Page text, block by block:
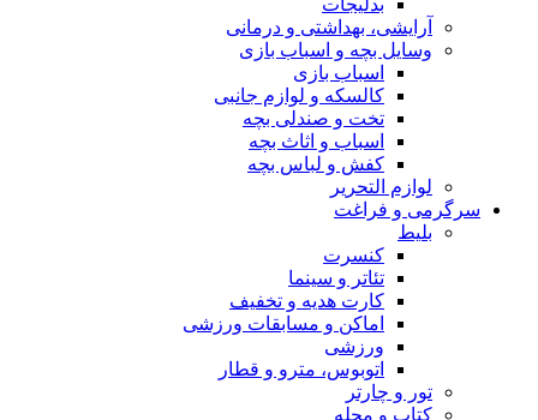
بدلیجات
آرایشی، بهداشتی و درمانی
وسایل بچه و اسباب بازی
اسباب بازی
کالسکه و لوازم جانبی
تخت و صندلی بچه
اسباب و اثاث بچه
کفش و لباس بچه
لوازم التحریر
سرگرمی و فراغت
بلیط
کنسرت
تئاتر و سینما
کارت هدیه و تخفیف
اماکن و مسابقات ورزشی
ورزشی
اتوبوس، مترو و قطار
تور و چارتر
کتاب و مجله